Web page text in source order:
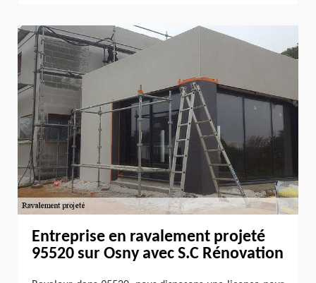
Entreprise en ravalement projeté
95520 sur Osny avec S.C Rénovation